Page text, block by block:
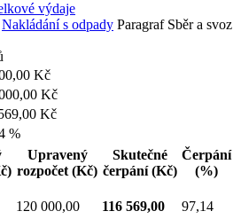
výdaje
Nakládání s odpady Paragraf Sběr a svoz
Kč
Kč
Kč
%
Upravený
rozpočet (Kč)
Skutečné
čerpání(Kč)
Čerpání
(%)
120 000,00 116 569,00 97,14